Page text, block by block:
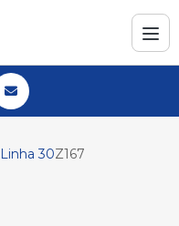
Linha 30Z167